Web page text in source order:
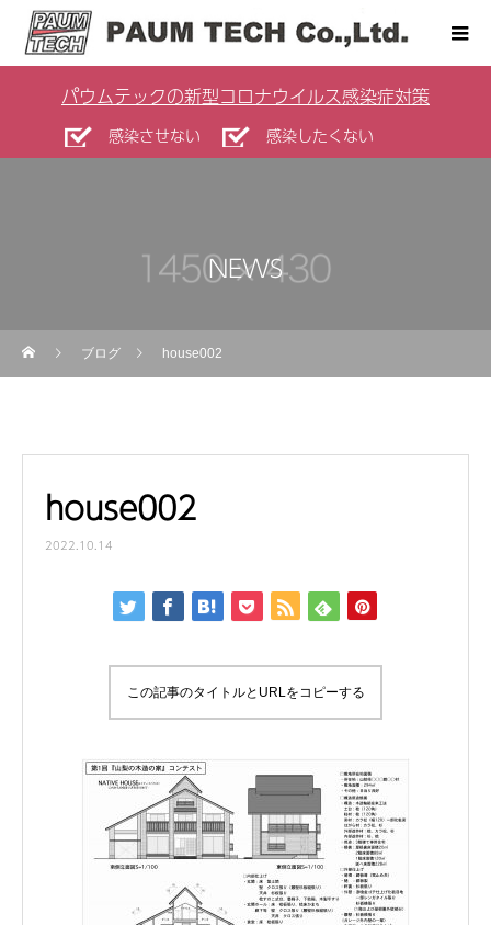
パウムテックの新型コロナウイルス感染症対策
感染させない 感染したくない
NEWS
ブログ house002
house002
2022.10.14
この記事のタイトルとURLをコピーする